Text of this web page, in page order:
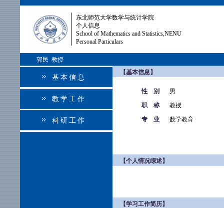
东北师范大学数学与统计学院
个人信息
School of Mathematics and Statistics,NENU
Personal Particulars
郭民 教授
基本信息
教学工作
科研工作
【基本信息】
性 别
男
职 称
教授
专 业
数学教育
【个人情况综述】
【学习工作简历】